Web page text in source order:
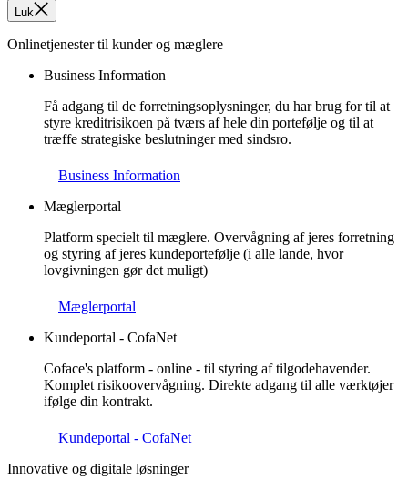
Luk
Onlinetjenester til kunder og mæglere
Business Information
Få adgang til de forretningsoplysninger, du har brug for til at
styre kreditrisikoen på tværs af hele din portefølje og til at
træffe strategiske beslutninger med sindsro.
Business Information
Mæglerportal
Platform specielt til mæglere. Overvågning af jeres forretning
og styring af jeres kundeportefølje (i alle lande, hvor
lovgivningen gør det muligt)
Mæglerportal
Kundeportal - CofaNet
Coface's platform - online - til styring af tilgodehavender.
Komplet risikoovervågning. Direkte adgang til alle værktøjer
ifølge din kontrakt.
Kundeportal - CofaNet
Innovative og digitale løsninger